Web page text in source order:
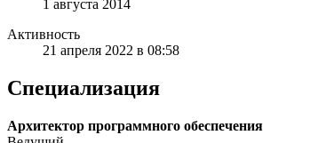
1 августа 2014
Активность
21 апреля 2022 в 08:58
Специализация
Архитектор программного обеспечения